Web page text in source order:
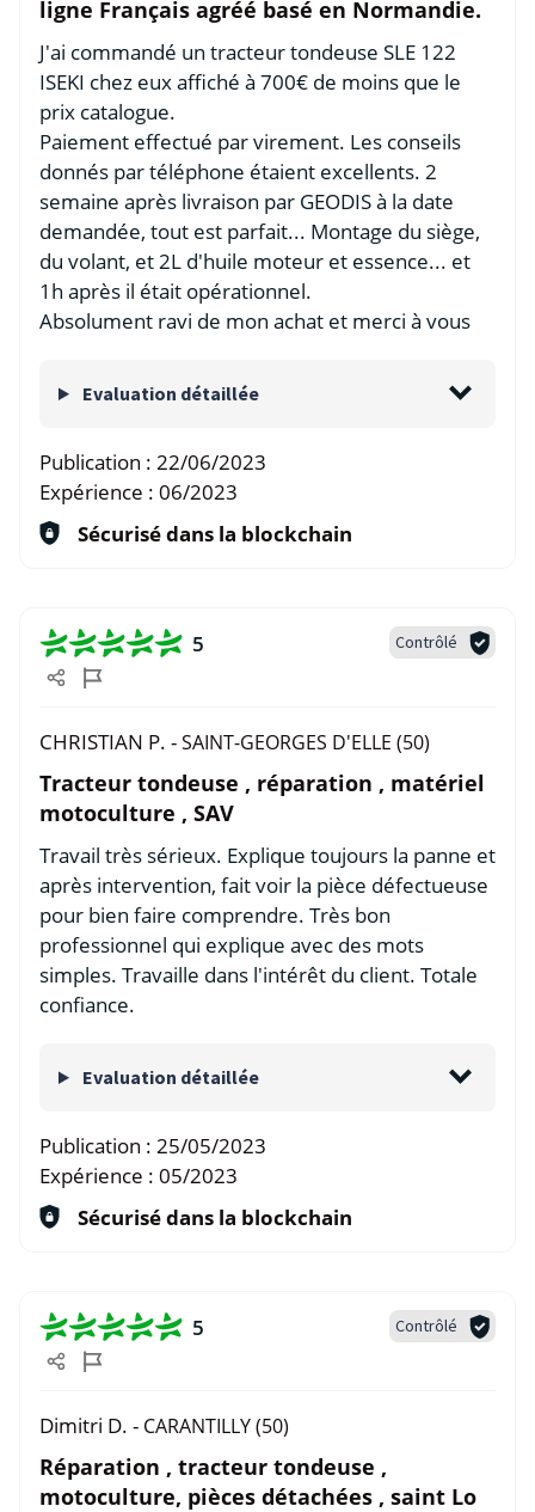
ligne Français agréé basé en Normandie.
J'ai commandé un tracteur tondeuse SLE 122
ISEKI chez eux affiché à 700€ de moins que le
prix catalogue.
Paiement effectué par virement. Les conseils
donnés par téléphone étaient excellents. 2
semaine après livraison par GEODIS à la date
demandée, tout est parfait... Montage du siège,
du volant, et 2L d'huile moteur et essence... et
1h après il était opérationnel.
Absolument ravi de mon achat et merci à vous
Evaluation détaillée
Publication : 22/06/2023
Expérience : 06/2023
Sécurisé dans la blockchain
5 Contrôlé
CHRISTIAN P. -SAINT-GEORGES D'ELLE (50)
Tracteur tondeuse , réparation , matériel
motoculture , SAV
Travail très sérieux. Explique toujours la panne et
après intervention, fait voir la pièce défectueuse
pour bien faire comprendre. Très bon
professionnel qui explique avec des mots
simples. Travaille dans l'intérêt du client. Totale
confiance.
Evaluation détaillée
Publication : 25/05/2023
Expérience : 05/2023
Sécurisé dans la blockchain
5 Contrôlé
Dimitri D. - CARANTILLY (50)
Réparation , tracteur tondeuse ,
motoculture, pièces détachées , saint Lo